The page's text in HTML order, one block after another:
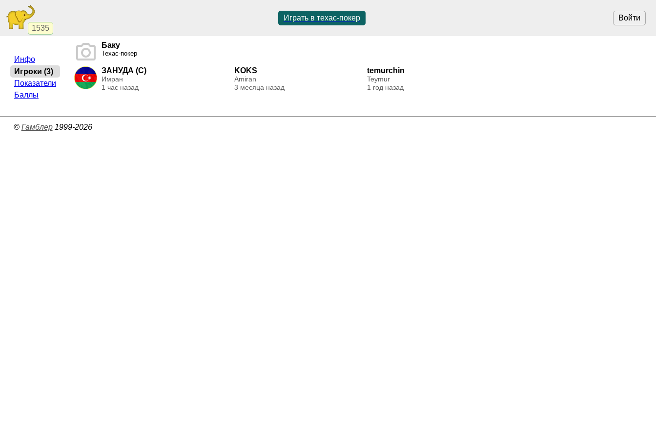
1535
Войти
Играть в техас-покер
Баку
Техас-покер
ЗАНУДА (C)
Имран
1 час назад
KOKS
Amiran
3 месяца назад
temurchin
Teymur
1 год назад
Инфо
Игроки (3)
Показатели
Баллы
© Гамблер1999-2026